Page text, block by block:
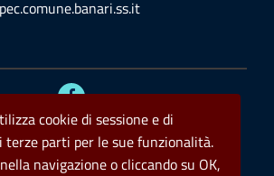
cookie di sessione e di
terze parti per le sue funzionalità.
navigazione o cliccando su OK,
Banari Privacy Policy cookie